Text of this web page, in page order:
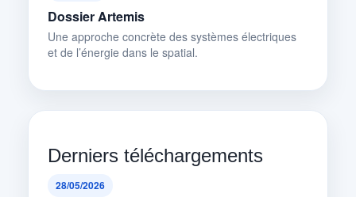
Dossier Artemis
Une approche concrète des systèmes électriques
et de l’énergie dans le spatial.
Derniers téléchargements
28/05/2026